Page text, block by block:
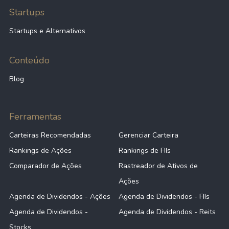
Startups
Startups e Alternativos
Conteúdo
Blog
Ferramentas
Carteiras Recomendadas
Gerenciar Carteira
Rankings de Ações
Rankings de FIIs
Comparador de Ações
Rastreador de Ativos de
Ações
Agenda de Dividendos - Ações
Agenda de Dividendos - FIIs
Agenda de Dividendos -
Agenda de Dividendos - Reits